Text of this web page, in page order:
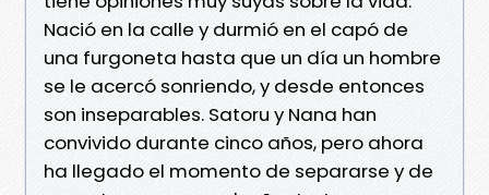
Nació en la calle y durmió en el capó de
una furgoneta hasta que un día un hombre
se le acercó sonriendo, y desde entonces
son inseparables. Satoru y Nana han
convivido durante cinco años, pero ahora
ha llegado el momento de separarse y de